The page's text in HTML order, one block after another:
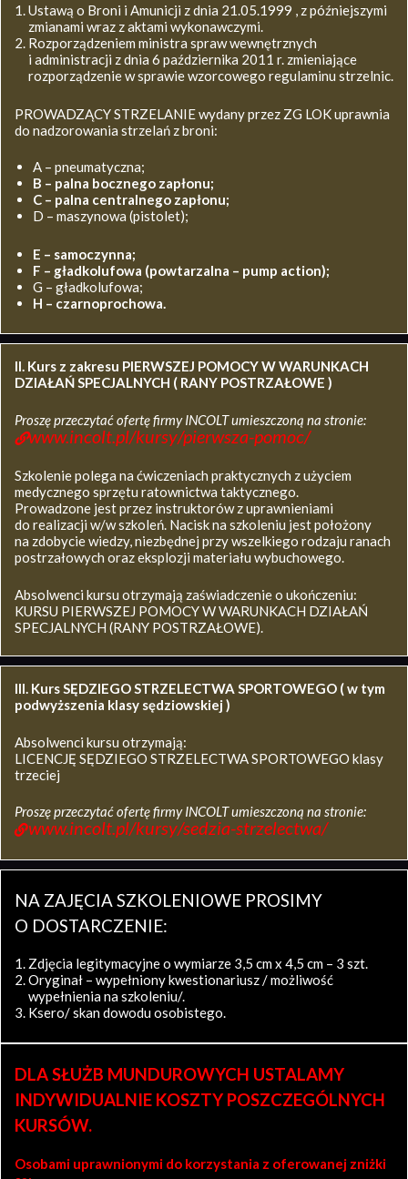
Ustawą o Broni i Amunicji z dnia 21.05.1999 , z późniejszymi
zmianami wraz z aktami wykonawczymi.
Rozporządzeniem ministra spraw wewnętrznych
i administracji z dnia 6 października 2011 r. zmieniające
rozporządzenie w sprawie wzorcowego regulaminu strzelnic.
PROWADZĄCY STRZELANIE wydany przez ZG LOK uprawnia
do nadzorowania strzelań z broni:
A – pneumatyczna;
B – palna bocznego zapłonu;
C – palna centralnego zapłonu;
D – maszynowa (pistolet);
E – samoczynna;
F – gładkolufowa (powtarzalna – pump action);
G – gładkolufowa;
H – czarnoprochowa.
II. Kurs z zakresu PIERWSZEJ POMOCY W WARUNKACH
DZIAŁAŃ SPECJALNYCH ( RANY POSTRZAŁOWE )
Proszę przeczytać ofertę firmy INCOLT umieszczoną na stronie:
www.incolt.pl/kursy/pierwsza-pomoc/
Szkolenie polega na ćwiczeniach praktycznych z użyciem
medycznego sprzętu ratownictwa taktycznego.
Prowadzone jest przez instruktorów z uprawnieniami
do realizacji w/w szkoleń. Nacisk na szkoleniu jest położony
na zdobycie wiedzy, niezbędnej przy wszelkiego rodzaju ranach
postrzałowych oraz eksplozji materiału wybuchowego.
Absolwenci kursu otrzymają zaświadczenie o ukończeniu:
KURSU PIERWSZEJ POMOCY W WARUNKACH DZIAŁAŃ
SPECJALNYCH (RANY POSTRZAŁOWE).
III. Kurs SĘDZIEGO STRZELECTWA SPORTOWEGO ( w tym
podwyższenia klasy sędziowskiej )
Absolwenci kursu otrzymają:
LICENCJĘ SĘDZIEGO STRZELECTWA SPORTOWEGO klasy
trzeciej
Proszę przeczytać ofertę firmy INCOLT umieszczoną na stronie:
www.incolt.pl/kursy/sedzia-strzelectwa/
NA ZAJĘCIA SZKOLENIOWE PROSIMY
O DOSTARCZENIE:
Zdjęcia legitymacyjne o wymiarze 3,5 cm x 4,5 cm – 3 szt.
Oryginał – wypełniony kwestionariusz / możliwość
wypełnienia na szkoleniu/.
Ksero/ skan dowodu osobistego.
DLA SŁUŻB MUNDUROWYCH USTALAMY
INDYWIDUALNIE KOSZTY POSZCZEGÓLNYCH
KURSÓW.
Osobami uprawnionymi do korzystania z oferowanej zniżki